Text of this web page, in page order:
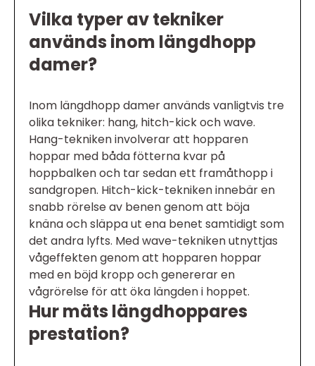
Vilka typer av tekniker
används inom längdhopp
damer?
Inom längdhopp damer används vanligtvis tre
olika tekniker: hang, hitch-kick och wave.
Hang-tekniken involverar att hopparen
hoppar med båda fötterna kvar på
hoppbalken och tar sedan ett framåthopp i
sandgropen. Hitch-kick-tekniken innebär en
snabb rörelse av benen genom att böja
knäna och släppa ut ena benet samtidigt som
det andra lyfts. Med wave-tekniken utnyttjas
vågeffekten genom att hopparen hoppar
med en böjd kropp och genererar en
vågrörelse för att öka längden i hoppet.
Hur mäts längdhoppares
prestation?